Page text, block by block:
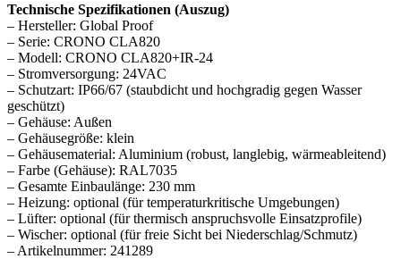
Technische Spezifikationen (Auszug)
– Hersteller: Global Proof
– Serie: CRONO CLA820
– Modell: CRONO CLA820+IR-24
– Stromversorgung: 24VAC
– Schutzart: IP66/67 (staubdicht und hochgradig gegen Wasser
geschützt)
– Gehäuse: Außen
– Gehäusegröße: klein
– Gehäusematerial: Aluminium (robust, langlebig, wärmeableitend)
– Farbe (Gehäuse): RAL7035
– Gesamte Einbaulänge: 230 mm
– Heizung: optional (für temperaturkritische Umgebungen)
– Lüfter: optional (für thermisch anspruchsvolle Einsatzprofile)
– Wischer: optional (für freie Sicht bei Niederschlag/Schmutz)
– Artikelnummer: 241289